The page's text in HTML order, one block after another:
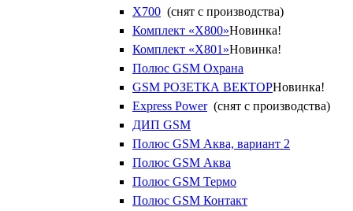
X700 (снят с производства)
Комплект «X800»Новинка!
Комплект «X801»Новинка!
Полюс GSM Охрана
GSM РОЗЕТКА ВЕКТОРНовинка!
Express Power(снят с производства)
ДИП GSM
Полюс GSM Аква, вариант 2
Полюс GSM Аква
Полюс GSM Термо
Полюс GSM Контакт